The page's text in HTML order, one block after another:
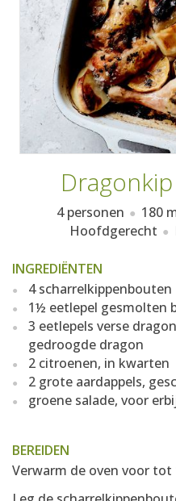
4 personen 180
Hoofdgerecht
INGREDIËNTEN
4 scharrelkippenbouten
1½ eetlepel gesmolten
3 eetlepels verse
gedroogde dragon
2 citroenen, in kwarten
2 grote aardappels,
groene salade, voor
BEREIDEN
Verwarm de oven voor tot